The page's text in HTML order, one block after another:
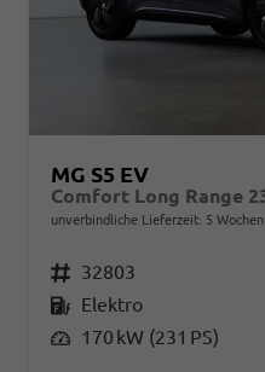
MG S5 EV
unverbindliche Lieferzeit: 5 Wochen
Fahrzeugnr. 32803
Kraftstoff Elektro
Leistung 170 kW (231 PS)